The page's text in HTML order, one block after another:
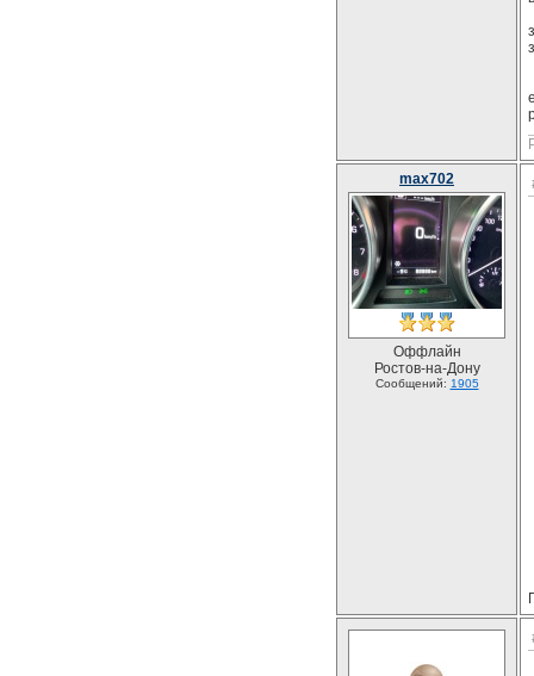
max702
Оффлайн
Ростов-на-Дону
Сообщений: 1905